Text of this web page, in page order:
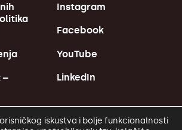
–
Instagram
Facebook
YouTube
LinkedIn
iskustva i bolje funkcionalnosti